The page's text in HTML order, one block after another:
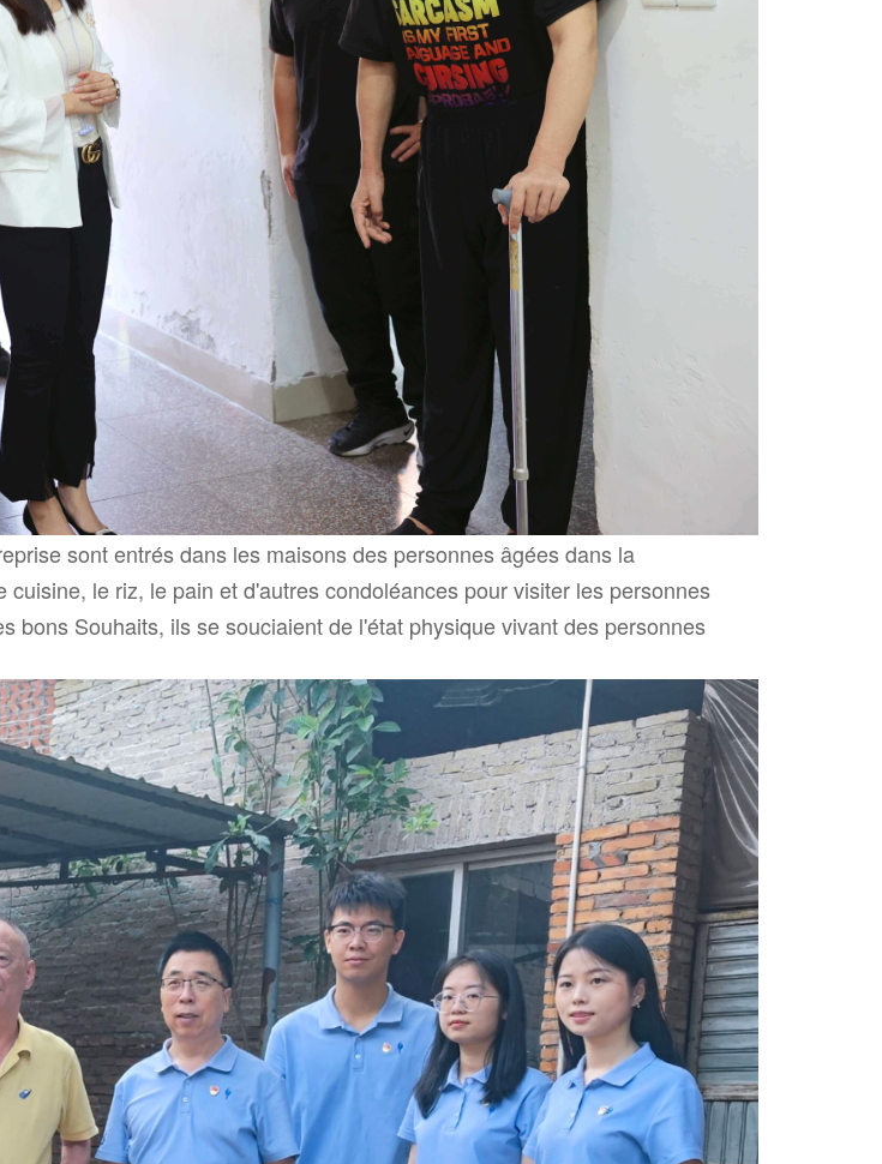
sont entrés dans les maisons des personnes âgées dans la
le riz, le pain et d'autres condoléances pour visiter les personnes
bons Souhaits, ils se souciaient de l'état physique vivant des personnes